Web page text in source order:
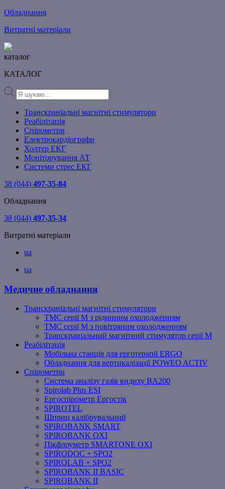
Обладнання
Витратні матеріали
каталог
КАТАЛОГ
Products
search
Транскраніальні магнітні стимулятори
Реабілітація
Спірометри
Електрокардіографи
Холтер ЕКГ
Моніторування АТ
Системи стрес ЕКГ
38 (044) 497-35-84
Обладнання
38 (044) 497-35-34
Витратні матеріали
ua
ua
Медичне обладнання
Транскраніальні магнітні стимулятори
ТМС серії M з рідинним охолодженням
ТМС серії M з повітряним охолодженням
Транскраніальний магнітний стимулятор серії M
Реабілітація
Мобільна станція для ерготерапії ERGO
Обладнання для вертикалізації POWEO ACTIV
Спірометри
Система аналізу газів видиху BA200
Spirolab Plus ESI
Ергоспірометр Ергостік
SPIROTEL
Шприц калібрувальний
SPIROBANK SMART
SPIROBANK OXI
Пікфлоуметр SMARTONE OXI
SPIRODOC + SPO2
SPIROLAB + SPO2
SPIROBANK II BASIC
SPIROBANK II